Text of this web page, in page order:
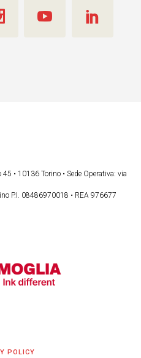
• 10136 Torino • Sede Operativa: via
P.I. 08486970018 • REA 976677
POLICY